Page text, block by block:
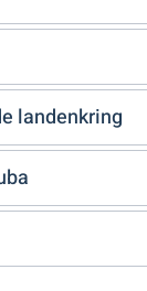
landenkring